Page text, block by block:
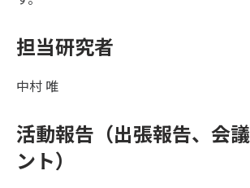
担当研究者
中村 唯
活動報告（出張報告、会
ント）